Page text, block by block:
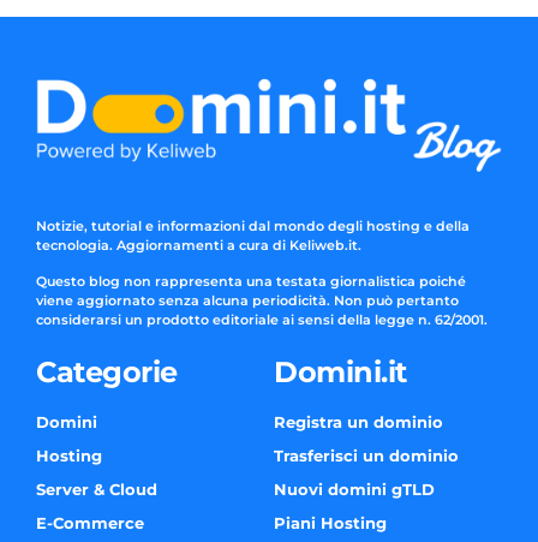
Notizie, tutorial e informazioni dal mondo degli hosting e della
tecnologia. Aggiornamenti a cura di Keliweb.it.
Questo blog non rappresenta una testata giornalistica poiché
viene aggiornato senza alcuna periodicità. Non può pertanto
considerarsi un prodotto editoriale ai sensi della legge n. 62/2001.
Categorie
Domini
Hosting
Server & Cloud
E-Commerce
Domini.it
Registra un dominio
Trasferisci un dominio
Nuovi domini gTLD
Piani Hosting